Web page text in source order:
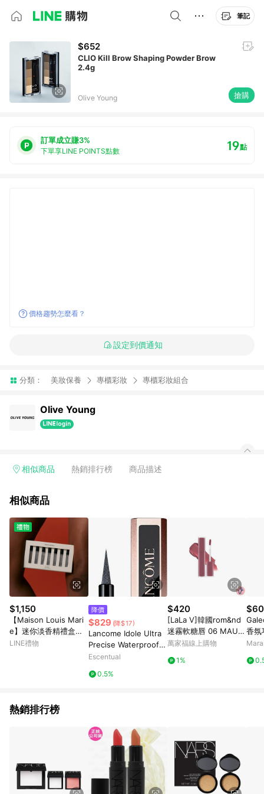
筆記
$652
CLIO Kill Brow Shaping Powder Brow
2.4g
Olive Young 搶購
訂單成立賺3%
下單享LINE POINTS點數 19點
價格趨勢怎麼看？
設定到價通知
分類： 美妝保養 專櫃彩妝 專櫃彩妝組合
Olive Young
相似商品 熱銷排行榜 商品描述
相似商品
$1,150
【Maison Louis Mari
e】迷你淡香精禮盒組
(1.5mlX7組)
LINE禮物
降價
$829 (降$17)
Lancome Idole Ultra
Precise Waterproof E
ye Liner 1ml 05 - Sha
Escentual
0.5%
$420
[LaLa V]韓國rom&nd
迷霧軟糖唇 06 MAUVI
SH 芋泥啵啵 5g
萬家福線上購物
1%
香氛
花糖
熱銷排行榜